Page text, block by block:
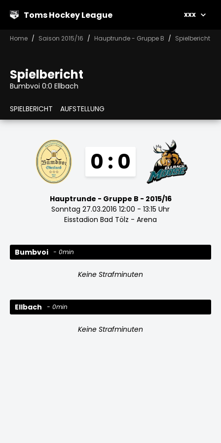
Toms Hockey League xxx
Home Saison 2015/16 Hauptrunde - Gruppe B Spielbericht
Spielbericht
Bumbvoi 0:0 Ellbach
SPIELBERICHT AUFSTELLUNG
0 : 0
Hauptrunde - Gruppe B - 2015/16
Sonntag 27.03.2016 12:00 - 13:15 Uhr
Eisstadion Bad Tölz - Arena
Bumbvoi 0min
Keine Strafminuten
Ellbach 0min
Keine Strafminuten